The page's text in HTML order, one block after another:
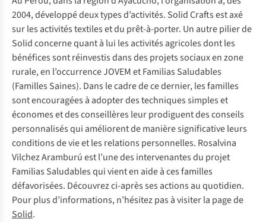
2004, développé deux types d’activités. Solid Crafts est axé
sur les activités textiles et du prêt-à-porter. Un autre pilier de
Solid concerne quant à lui les activités agricoles dont les
bénéfices sont réinvestis dans des projets sociaux en zone
rurale, en l’occurrence JOVEM et Familias Saludables
(Familles Saines). Dans le cadre de ce dernier, les familles
sont encouragées à adopter des techniques simples et
économes et des conseillères leur prodiguent des conseils
personnalisés qui améliorent de manière significative leurs
conditions de vie et les relations personnelles. Rosalvina
Vilchez Aramburú est l’une des intervenantes du projet
Familias Saludables qui vient en aide à ces familles
défavorisées. Découvrez ci-après ses actions au quotidien.
Pour plus d’informations, n’hésitez pas à visiter la page de
Solid.